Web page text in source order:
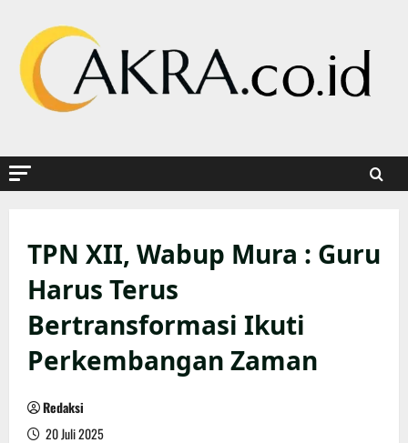
content
TPN XII, Wabup Mura : Guru
Harus Terus
Bertransformasi Ikuti
Perkembangan Zaman
Redaksi
20 Juli 2025